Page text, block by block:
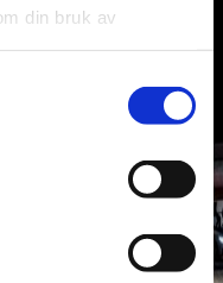
din bruk av